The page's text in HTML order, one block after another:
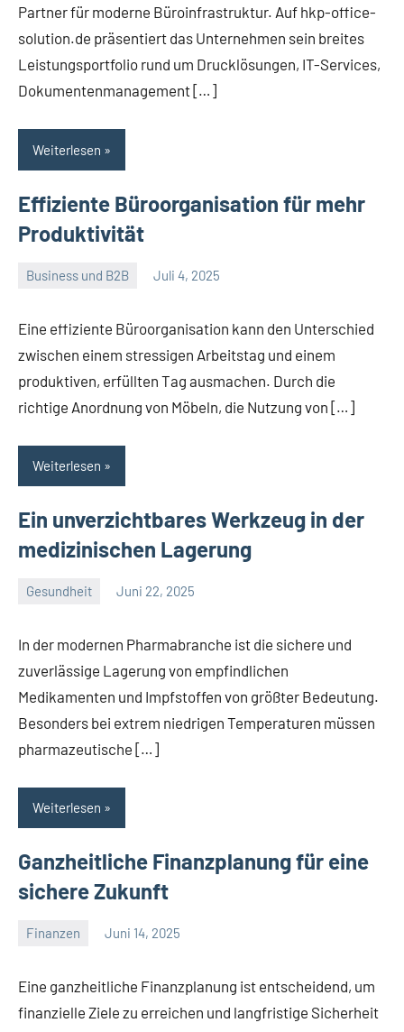
Partner für moderne Büroinfrastruktur. Auf hkp-office-
solution.de präsentiert das Unternehmen sein breites
Leistungsportfolio rund um Drucklösungen, IT-Services,
Dokumentenmanagement […]
Weiterlesen
Effiziente Büroorganisation für mehr
Produktivität
Business und B2B Juli 4, 2025
Eine effiziente Büroorganisation kann den Unterschied
zwischen einem stressigen Arbeitstag und einem
produktiven, erfüllten Tag ausmachen. Durch die
richtige Anordnung von Möbeln, die Nutzung von […]
Weiterlesen
Ein unverzichtbares Werkzeug in der
medizinischen Lagerung
Gesundheit Juni 22, 2025
In der modernen Pharmabranche ist die sichere und
zuverlässige Lagerung von empfindlichen
Medikamenten und Impfstoffen von größter Bedeutung.
Besonders bei extrem niedrigen Temperaturen müssen
pharmazeutische […]
Weiterlesen
Ganzheitliche Finanzplanung für eine
sichere Zukunft
Finanzen Juni 14, 2025
Eine ganzheitliche Finanzplanung ist entscheidend, um
finanzielle Ziele zu erreichen und langfristige Sicherheit